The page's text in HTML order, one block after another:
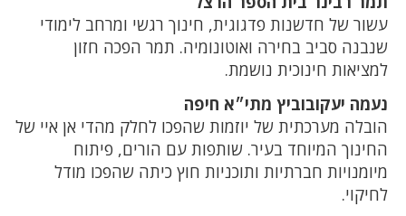
עשור של חדשנות פדגוגית, חינוך רגשי ומרחב לימודי
שנבנה סביב בחירה ואוטונומיה. תמר הפכה חזון
למציאות חינוכית נושמת.
נעמה יעקובוביץ מתי״א חיפה
הובלה מערכתית של יוזמות שהפכו לחלק מהדי אן איי של
החינוך המיוחד בעיר. שותפות עם הורים, פיתוח
מיומנויות חברתיות ותוכניות חוץ כיתה שהפכו מודל
לחיקוי.